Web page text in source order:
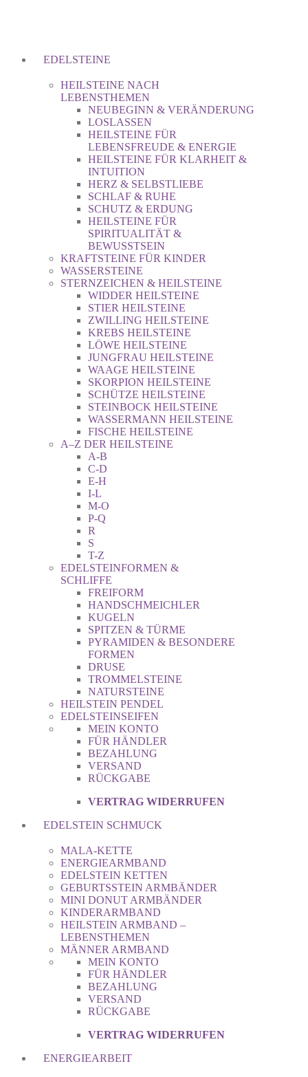
EDELSTEINE
HEILSTEINE NACH
LEBENSTHEMEN
NEUBEGINN & VERÄNDERUNG
LOSLASSEN
HEILSTEINE FÜR
LEBENSFREUDE & ENERGIE
HEILSTEINE FÜR KLARHEIT &
INTUITION
HERZ & SELBSTLIEBE
SCHLAF & RUHE
SCHUTZ & ERDUNG
HEILSTEINE FÜR
SPIRITUALITÄT &
BEWUSSTSEIN
KRAFTSTEINE FÜR KINDER
WASSERSTEINE
STERNZEICHEN & HEILSTEINE
WIDDER HEILSTEINE
STIER HEILSTEINE
ZWILLING HEILSTEINE
KREBS HEILSTEINE
LÖWE HEILSTEINE
JUNGFRAU HEILSTEINE
WAAGE HEILSTEINE
SKORPION HEILSTEINE
SCHÜTZE HEILSTEINE
STEINBOCK HEILSTEINE
WASSERMANN HEILSTEINE
FISCHE HEILSTEINE
A–Z DER HEILSTEINE
A-B
C-D
E-H
I-L
M-O
P-Q
R
S
T-Z
EDELSTEINFORMEN &
SCHLIFFE
FREIFORM
HANDSCHMEICHLER
KUGELN
SPITZEN & TÜRME
PYRAMIDEN & BESONDERE
FORMEN
DRUSE
TROMMELSTEINE
NATURSTEINE
HEILSTEIN PENDEL
EDELSTEINSEIFEN
MEIN KONTO
FÜR HÄNDLER
BEZAHLUNG
VERSAND
RÜCKGABE
VERTRAG WIDERRUFEN
EDELSTEIN SCHMUCK
MALA-KETTE
ENERGIEARMBAND
EDELSTEIN KETTEN
GEBURTSSTEIN ARMBÄNDER
MINI DONUT ARMBÄNDER
KINDERARMBAND
HEILSTEIN ARMBAND –
LEBENSTHEMEN
MÄNNER ARMBAND
MEIN KONTO
FÜR HÄNDLER
BEZAHLUNG
VERSAND
RÜCKGABE
VERTRAG WIDERRUFEN
ENERGIEARBEIT